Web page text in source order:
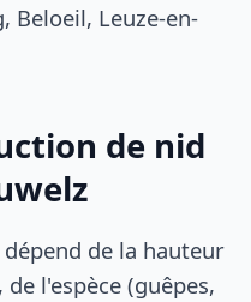
Beloeil, Leuze-en-
de nid
de la hauteur
l'espèce (guêpes,